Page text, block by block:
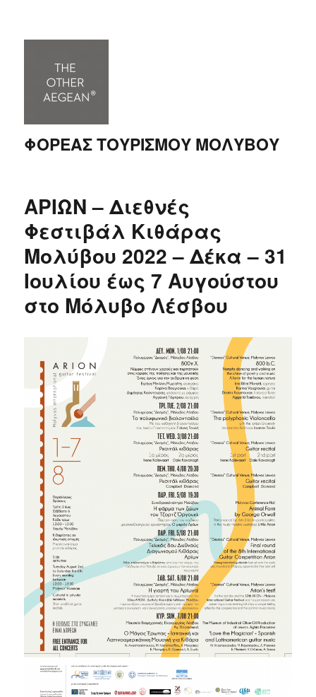
ΦΟΡΕΑΣ ΤΟΥΡΙΣΜΟΥ ΜΟΛΥΒΟΥ
AΡΙΩΝ – Διεθνές
Φεστιβάλ Κιθάρας
Μολύβου 2022 – Δέκα – 31
Ιουλίου έως 7 Αυγούστου
στο Μόλυβο Λέσβου